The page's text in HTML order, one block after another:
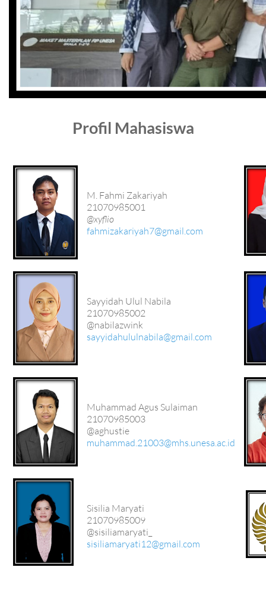
Profil Mahasiswa
M. Fahmi Zakariyah
21070985001
@xyflio
fahmizakariyah7@gmail.com
Sayyidah Ulul Nabila
21070985002
@nabilazwink
sayyidahululnabila@gmail.com
Muhammad Agus Sulaiman
21070985003
@aghustie
muhammad.21003@mhs.unesa.ac.id
Sisilia Maryati
21070985009
@sisiliamaryati_
sisiliamaryati12@gmail.com